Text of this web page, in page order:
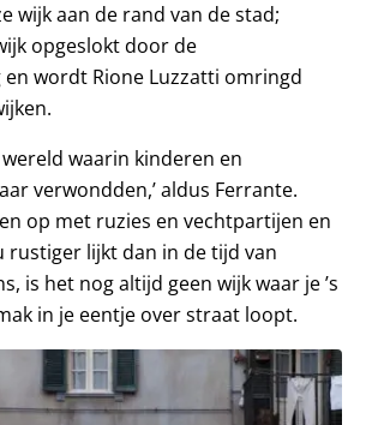
wijk aan de rand van de stad;
opgeslokt door de
wordt Rione Luzzatti omringd
wereld waarin kinderen en
verwondden,’ aldus Ferrante.
op met ruzies en vechtpartijen en
rustiger lijkt dan in de tijd van
is het nog altijd geen wijk waar je ’s
in je eentje over straat loopt.